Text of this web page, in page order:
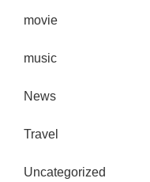
movie
music
News
Travel
Uncategorized